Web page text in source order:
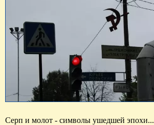
Серп и молот - символы ушедшей эпохи...